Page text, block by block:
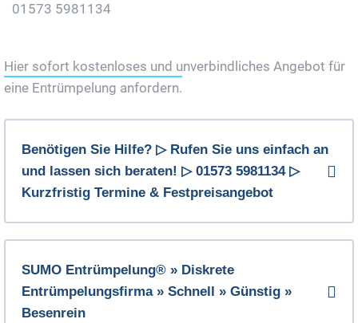
01573 5981134
Hier sofort kostenloses und unverbindliches Angebot für
eine Entrümpelung anfordern.
Benötigen Sie Hilfe? ▷ Rufen Sie uns einfach an
und lassen sich beraten! ▷ 01573 5981134 ▷
Kurzfristig Termine & Festpreisangebot
SUMO Entrümpelung® » Diskrete
Entrümpelungsfirma » Schnell » Günstig »
Besenrein